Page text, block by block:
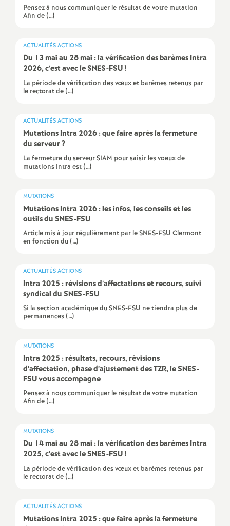
s
E
s
e
g
n
m
e
t
s
e
S
c
Pensez à nous communiquer le résultat de votre mutation
Afin de (…)
ACTUALITÉS ACTIONS
Du 13 mai au 28 mai : la vérification des barèmes Intra
2026, c’est avec le SNES-FSU!
La période de vérification des vœux et barèmes retenus par
le rectorat de (…)
ACTUALITÉS ACTIONS
Mutations Intra 2026 : que faire après la fermeture
du serveur?
La fermeture du serveur SIAM pour saisir les voeux de
mutations Intra est (…)
MUTATIONS
Mutations Intra 2026 : les infos, les conseils et les
outils du SNES-FSU
Article mis à jour régulièrement par le SNES-FSU Clermont
en fonction du (…)
ACTUALITÉS ACTIONS
Intra 2025 : révisions d’affectations et recours, suivi
syndical du SNES-FSU
Si la section académique du SNES-FSU ne tiendra plus de
permanences (…)
MUTATIONS
Intra 2025 : résultats, recours, révisions
d’affectation, phase d’ajustement des TZR, le SNES-
FSU vous accompagne
Pensez à nous communiquer le résultat de votre mutation
Afin de (…)
MUTATIONS
Du 14 mai au 28 mai : la vérification des barèmes Intra
2025, c’est avec le SNES-FSU!
La période de vérification des vœux et barèmes retenus par
le rectorat de (…)
ACTUALITÉS ACTIONS
Mutations Intra 2025 : que faire après la fermeture